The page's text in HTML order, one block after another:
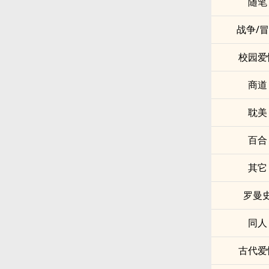
战争/
校园
商道
耽美
百合
其它
罗曼
同人
古代